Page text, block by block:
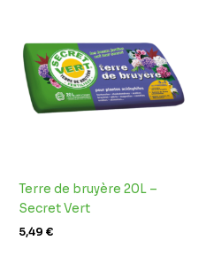
Terre de bruyère 20L –
Secret Vert
5,49€